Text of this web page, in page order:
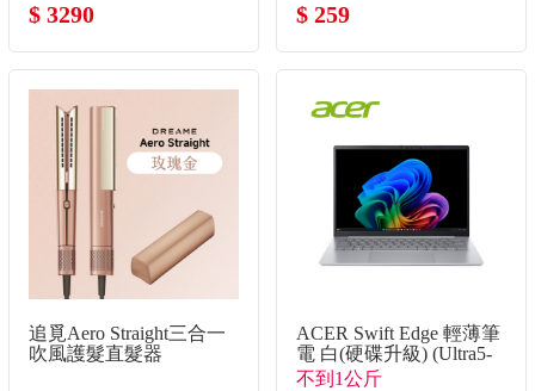
$ 3290 $ 259
追覓Aero Straight三合一
吹風護髮直髮器
ACER Swift Edge 輕薄筆
電 白(硬碟升級) (Ultra5-
325/32G/2TB SSD/Win11)
不到1公斤